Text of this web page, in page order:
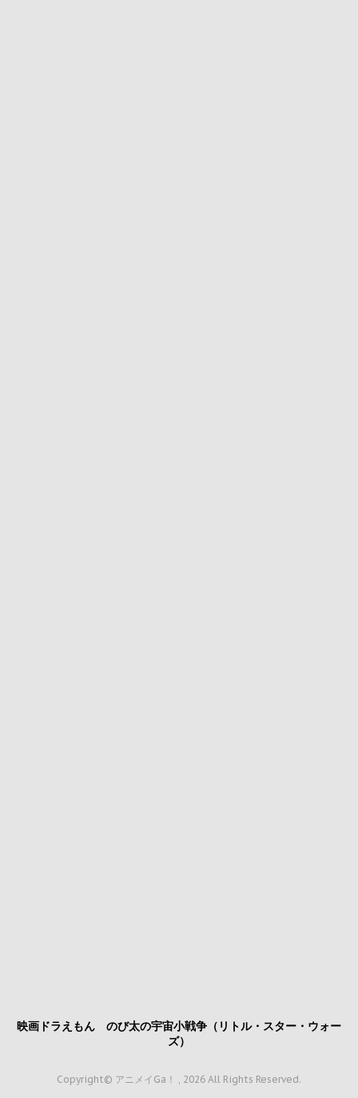
映画ドラえもん のび太の宇宙小戦争（リトル・スター・ウォー
ズ）
Copyright© アニメイGa！ , 2026 All Rights Reserved.